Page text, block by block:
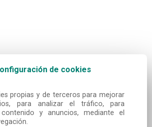
de cookies
propias y de terceros para mejorar
para analizar el tráfico, para
y anuncios, mediante el